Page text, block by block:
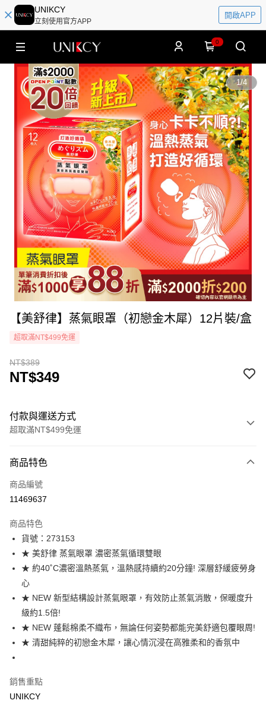
UNIKCY
立刻使用官方APP
開啟APP
0
1/4
【美舒律】蒸氣眼罩（初戀金木犀）12片裝/盒
超取滿NT$499免運
NT$389
NT$349
付款與運送方式
超取滿NT$499免運
icash Pay
信用卡一次付款
LINE Pay
Apple Pay
街口支付
悠遊付
Google Pay
每筆NT$70，滿NT$499(含以上)免運費
商品特色
商品編號
11469637
商品特色
貨號：273153
★ 美舒律 蒸氣眼罩 濃密蒸氣循環雙眼
★ 約40˚C濃密溫熱蒸氣，溫熱感持續約20分鐘! 深層舒緩疲勞身
心
★ NEW 新型結構設計蒸氣眼罩，有效防止蒸氣消散，保暖度升
級約1.5倍!
★ NEW 蓬鬆棉柔不織布，無論任何姿勢都能完美舒適包覆眼周!
★ 清甜純粹的初戀金木犀，讓心情沉浸在高雅柔和的香氛中
銷售重點
UNIKCY